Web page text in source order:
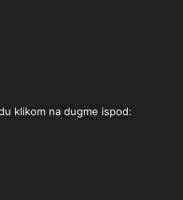
klikom na dugme ispod: